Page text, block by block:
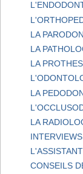
LA
LA
LA
LA
LA
CONSEILS